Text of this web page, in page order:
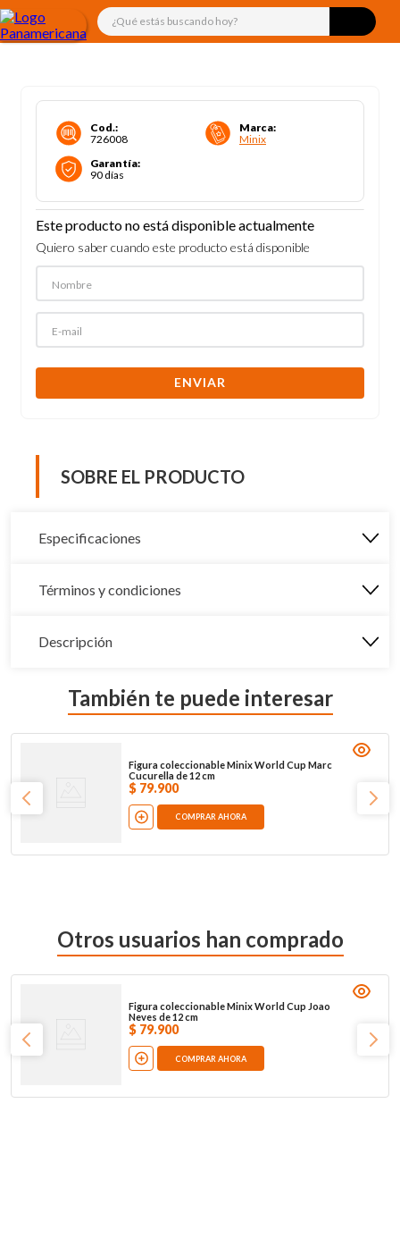
¿Qué estás buscando hoy?
Cod.:
726008
Marca:
Minix
Garantía:
90 días
Este producto no está disponible actualmente
Quiero saber cuando este producto está disponible
ENVIAR
SOBRE EL PRODUCTO
Especificaciones
Términos y condiciones
Descripción
También te puede interesar
Figura coleccionable Minix World Cup Marc
Cucurella de 12 cm
$ 79.900
COMPRAR AHORA
Otros usuarios han comprado
Figura coleccionable Minix World Cup Joao
Neves de 12 cm
$ 79.900
COMPRAR AHORA